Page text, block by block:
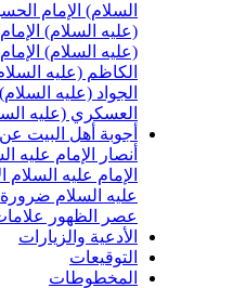
الإمام الحسن (عليه
الإمام السجاد
الإمام الصادق
(عليه السلام) الإمام
(عليه السلام) الإمام
(عليه السلام)
أهل البيت عن المسائل
الإمام عليه السلامسنن
عليه السلامالانتظار
السلام ضرورة آيات مؤولة
علامات الظهورغيبة
والزيارات